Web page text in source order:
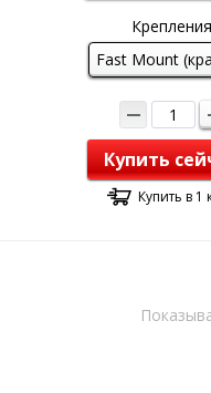
Fast Mount
Купить
Купить в 1